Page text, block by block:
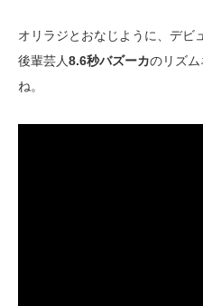
オリラジとおなじように、デビ
後輩芸人8.6秒バズーカのリズ
ね。